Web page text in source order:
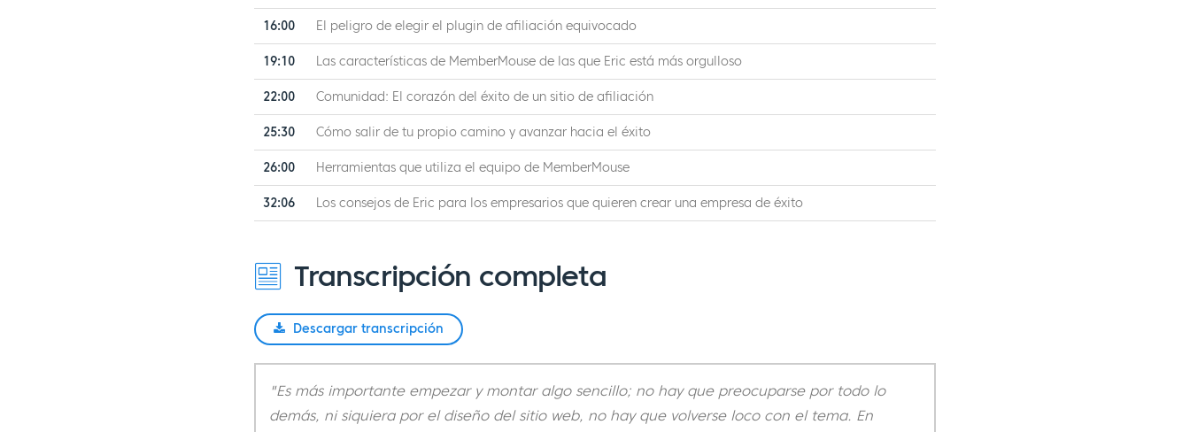
16:00 El peligro de elegir el plugin de afiliación equivocado
19:10 Las características de MemberMouse de las que Eric está más orgulloso
22:00 Comunidad: El corazón del éxito de un sitio de afiliación
25:30 Cómo salir de tu propio camino y avanzar hacia el éxito
26:00 Herramientas que utiliza el equipo de MemberMouse
32:06 Los consejos de Eric para los empresarios que quieren crear una empresa de éxito
Transcripción completa
Descargar transcripción
"Es más importante empezar y montar algo sencillo; no hay que preocuparse por todo lo
demás, ni siquiera por el diseño del sitio web, no hay que volverse loco con el tema. En